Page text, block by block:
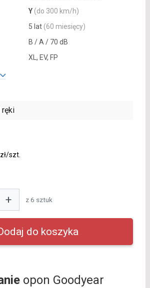
Y (do 300 km/h)
5 lat (60 miesięcy)
B / A / 70 dB
XL, EV, FP
ręki
zł/szt.
+ z 6 sztuk
opon Goodyear